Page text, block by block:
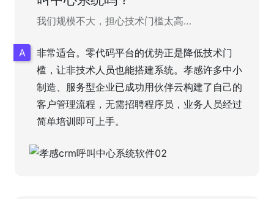
我们规模不大，担心技术门槛太高…
非常适合。零代码平台的优势正是降低技术门
槛，让非技术人员也能搭建系统。孝感许多中小
制造、服务型企业已成功用伙伴云构建了自己的
客户管理流程，无需招聘程序员，业务人员经过
简单培训即可上手。